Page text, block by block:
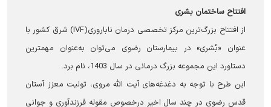
افتتاح ساختمان بشری
از افتتاح بزرگ‌ترین مرکز تخصصی درمان ناباروری(IVF) شرق کشور با
عنوان «بُشری» در بیمارستان رضوی می‌توان به‌عنوان مهمترین
دستاورد این مجموعه بزرگ درمانی در سال 1403، نام برد.
این طرح با توجه به دغدغه‌های آیت الله مروی، تولیت معزز آستان
قدس رضوی در چند سال اخیر درخصوص مقوله فرزندآوری و جوانی